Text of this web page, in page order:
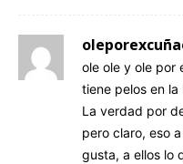
ole ole y ole por
tiene pelos en la
La verdad por
pero claro, eso
gusta, a ellos lo